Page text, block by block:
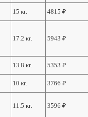
15 кг. 4815 ₽
17.2 кг. 5943 ₽
13.8 кг. 5353 ₽
10 кг. 3766 ₽
11.5 кг. 3596 ₽